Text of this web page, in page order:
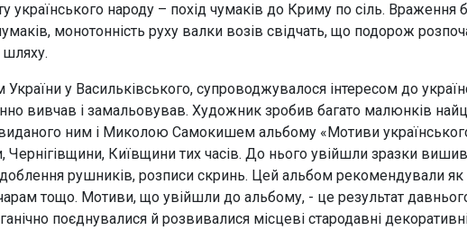
українського народу – похід чумаків до Криму по сіль.
монотонність руху валки возів свідчать, що подорож
у Васильківського, супроводжувалося інтересом до
вивчав і замальовував. Художник зробив багато малюнків
виданого ним і Миколою Самокишем альбому «Мотиви
Київщини тих часів. До нього увійшли зразки
рушників, розписи скринь. Цей альбом рекомендували як
тощо. Мотиви, що увійшли до альбому, - це результат
поєднувалися й розвивалися місцеві стародавні